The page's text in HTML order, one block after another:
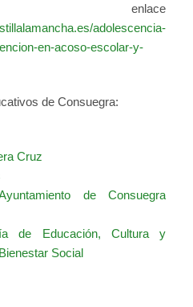
enlace
adolescencia-
en-acoso-escolar-y-
de Consuegra:
Cruz
de Consuegra
de Educación, Cultura y
Social